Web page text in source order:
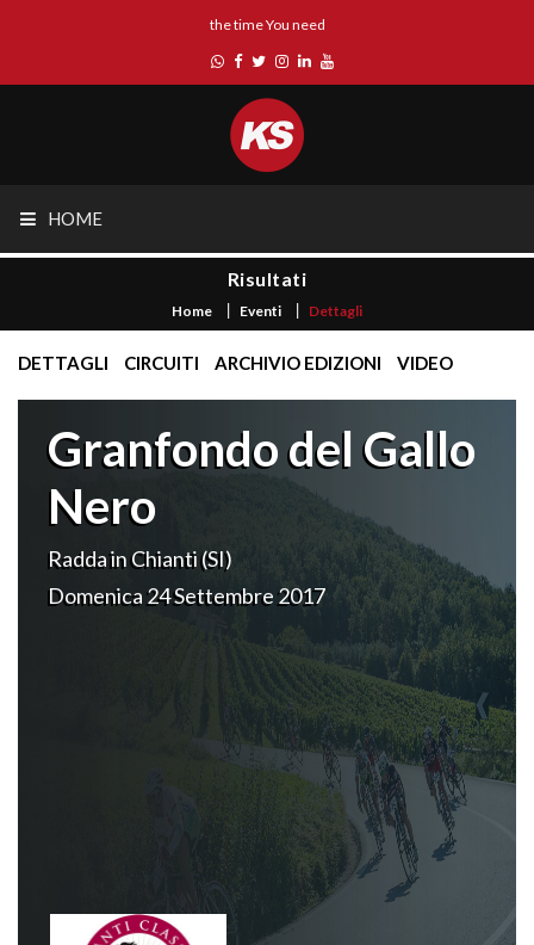
the time You need
HOME
Risultati
Home Eventi Dettagli
DETTAGLI CIRCUITI ARCHIVIO EDIZIONI VIDEO
Granfondo del Gallo
Nero
Radda in Chianti (SI)
Domenica 24 Settembre 2017